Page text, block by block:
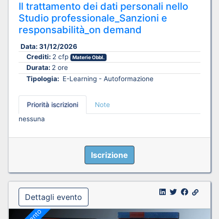
Il trattamento dei dati personali nello
Studio professionale_Sanzioni e
responsabilità_on demand
Data: 31/12/2026
Crediti: 2 cfp Materie Obbl.
Durata: 2 ore
Tipologia: E-Learning - Autoformazione
Priorità iscrizioni
Note
nessuna
Iscrizione
Dettagli evento